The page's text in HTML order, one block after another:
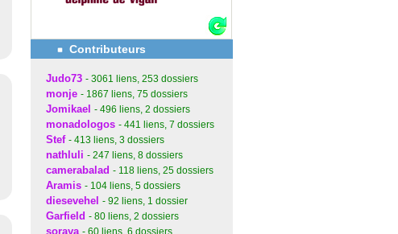
Contributeurs
Judo73 - 3061 liens, 253 dossiers
monje - 1867 liens, 75 dossiers
Jomikael - 496 liens, 2 dossiers
monadologos - 441 liens, 7 dossiers
Stef - 413 liens, 3 dossiers
nathluli - 247 liens, 8 dossiers
camerabalad - 118 liens, 25 dossiers
Aramis - 104 liens, 5 dossiers
diesevehel - 92 liens, 1 dossier
Garfield - 80 liens, 2 dossiers
soraya - 60 liens, 6 dossiers